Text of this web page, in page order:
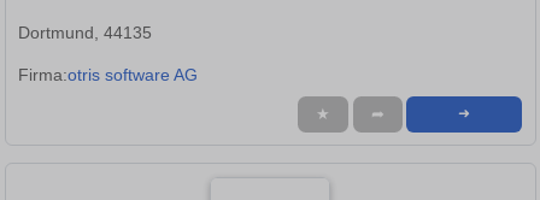
Dortmund, 44135
Firma:otris software AG
★ ➦ ➜